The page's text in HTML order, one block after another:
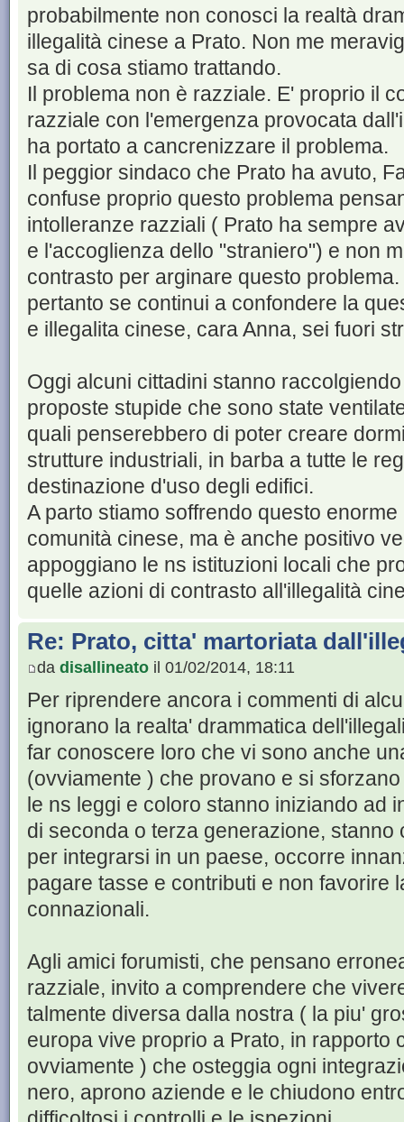
probabilmente non conosci la realtà
illegalità cinese a Prato. Non me
sa di cosa stiamo trattando.
Il problema non è razziale. E' proprio il
razziale con l'emergenza provocata
ha portato a cancrenizzare il problema.
Il peggior sindaco che Prato ha avuto,
confuse proprio questo problema
intolleranze razziali ( Prato ha sempre
e l'accoglienza dello "straniero") e non
contrasto per arginare questo problema.
pertanto se continui a confondere la
e illegalita cinese, cara Anna, sei fuori
Oggi alcuni cittadini stanno
proposte stupide che sono state
quali penserebbero di poter creare
strutture industriali, in barba a tutte le
destinazione d'uso degli edifici.
A parto stiamo soffrendo questo
comunità cinese, ma è anche positivo
appoggiano le ns istituzioni locali che
quelle azioni di contrasto all'illegalità
Re: Prato, citta' martoriata
da disallineato il 01/02/2014, 18:11
Per riprendere ancora i commenti di
ignorano la realta' drammatica
far conoscere loro che vi sono anche
(ovviamente ) che provano e si
le ns leggi e coloro stanno iniziando ad
di seconda o terza generazione,
per integrarsi in un paese, occorre
pagare tasse e contributi e non favorire
connazionali.
Agli amici forumisti, che pensano
razziale, invito a comprendere che
talmente diversa dalla nostra ( la piu'
europa vive proprio a Prato, in rapporto
ovviamente ) che osteggia ogni
nero, aprono aziende e le chiudono